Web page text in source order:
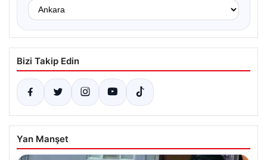
Bizi Takip Edin
Yan Manşet